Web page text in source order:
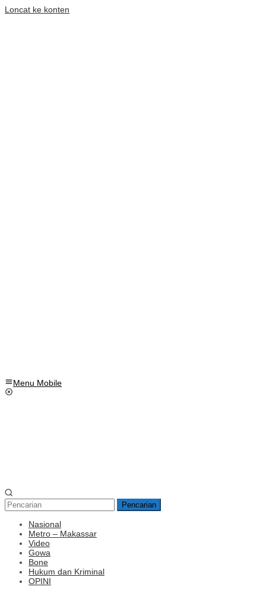
Loncat ke konten
Menu Mobile
Pencarian
Nasional
Metro – Makassar
Video
Gowa
Bone
Hukum dan Kriminal
OPINI